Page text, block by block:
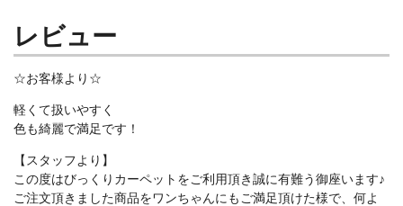
レビュー
☆お客様より☆
軽くて扱いやすく
色も綺麗で満足です！
【スタッフより】
この度はびっくりカーペットをご利用頂き誠に有難う御座います♪
ご注文頂きました商品をワンちゃんにもご満足頂けた様で、何よ